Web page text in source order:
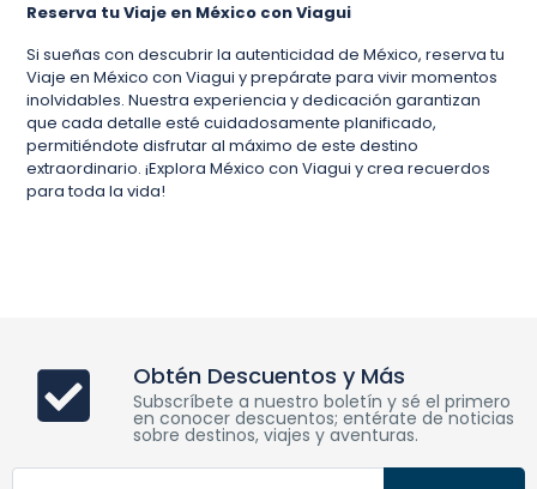
Reserva tu Viaje en México con Viagui
Si sueñas con descubrir la autenticidad de México, reserva tu
Viaje en México con Viagui y prepárate para vivir momentos
inolvidables. Nuestra experiencia y dedicación garantizan
que cada detalle esté cuidadosamente planificado,
permitiéndote disfrutar al máximo de este destino
extraordinario. ¡Explora México con Viagui y crea recuerdos
para toda la vida!
Obtén Descuentos y Más
Subscríbete a nuestro boletín y sé el primero
en conocer descuentos; entérate de noticias
sobre destinos, viajes y aventuras.